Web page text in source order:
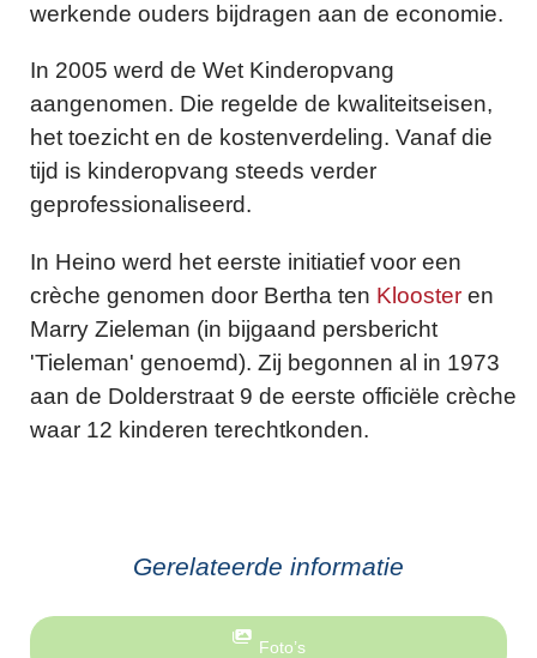
werkende ouders bijdragen aan de economie.
In 2005 werd de Wet Kinderopvang
aangenomen. Die regelde de kwaliteitseisen,
het toezicht en de kostenverdeling. Vanaf die
tijd is kinderopvang steeds verder
geprofessionaliseerd.
In Heino werd het eerste initiatief voor een
crèche genomen door Bertha ten Klooster en
Marry Zieleman (in bijgaand persbericht
'Tieleman' genoemd). Zij begonnen al in 1973
aan de Dolderstraat 9 de eerste officiële crèche
waar 12 kinderen terechtkonden.
Gerelateerde informatie
Foto’s